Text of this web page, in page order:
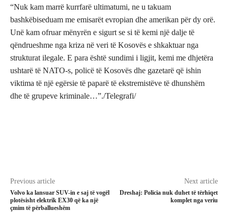
“Nuk kam marrë kurrfarë ultimatumi, ne u takuam
bashkëbiseduam me emisarët evropian dhe amerikan për dy orë.
Unë kam ofruar mënyrën e sigurt se si të kemi një dalje të
qëndrueshme nga kriza në veri të Kosovës e shkaktuar nga
strukturat ilegale. E para është sundimi i ligjit, kemi me dhjetëra
ushtarë të NATO-s, policë të Kosovës dhe gazetarë që ishin
viktima të një egërsie të paparë të ekstremistëve të dhunshëm
dhe të grupeve kriminale…”./Telegrafi/
Previous article
Volvo ka lansuar SUV-in e saj të vogël
plotësisht elektrik EX30 që ka një
çmim të përballueshëm
Next article
Dreshaj: Policia nuk duhet të tërhiqet
komplet nga veriu